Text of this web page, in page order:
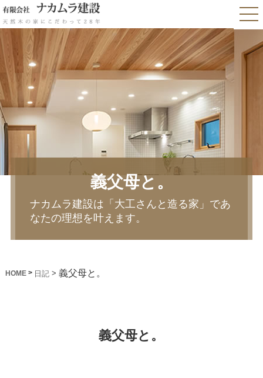
義父母と。
ナカムラ建設は「大工さんと造る家」であ
なたの理想を叶えます。
HOME> 日記 > 義父母と。
義父母と。